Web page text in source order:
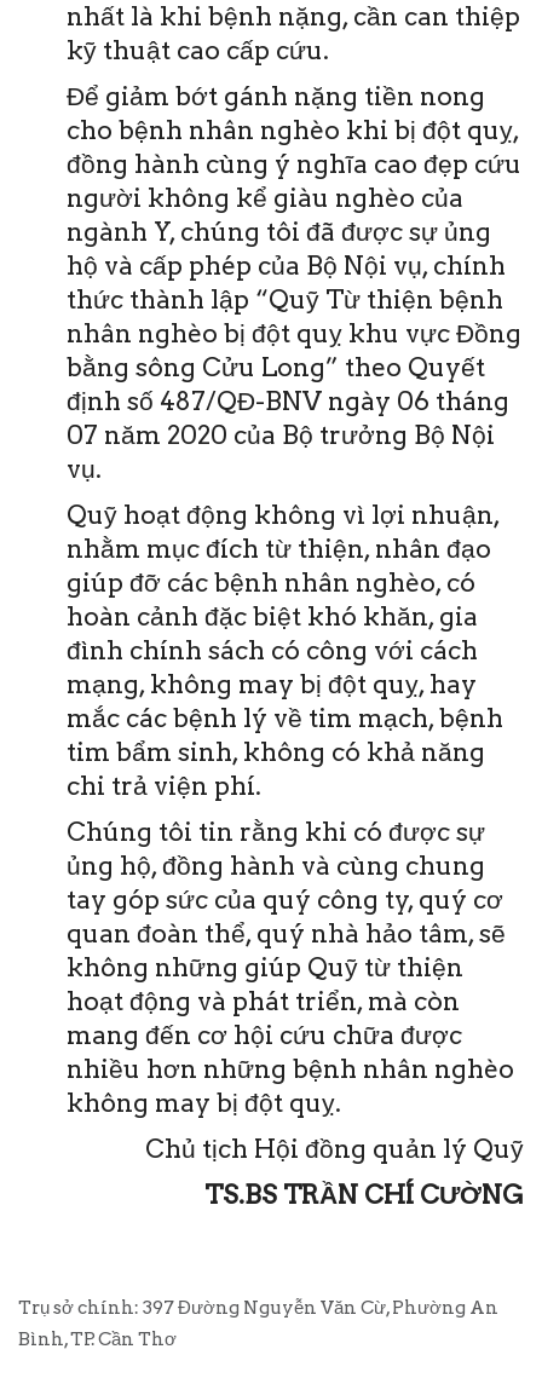
nhất là khi bệnh nặng, cần can thiệp
kỹ thuật cao cấp cứu.
Để giảm bớt gánh nặng tiền nong
cho bệnh nhân nghèo khi bị đột quỵ,
đồng hành cùng ý nghĩa cao đẹp cứu
người không kể giàu nghèo của
ngành Y, chúng tôi đã được sự ủng
hộ và cấp phép của Bộ Nội vụ, chính
thức thành lập “Quỹ Từ thiện bệnh
nhân nghèo bị đột quỵ khu vực Đồng
bằng sông Cửu Long” theo Quyết
định số 487/QĐ-BNV ngày 06 tháng
07 năm 2020 của Bộ trưởng Bộ Nội
vụ.
Quỹ hoạt động không vì lợi nhuận,
nhằm mục đích từ thiện, nhân đạo
giúp đỡ các bệnh nhân nghèo, có
hoàn cảnh đặc biệt khó khăn, gia
đình chính sách có công với cách
mạng, không may bị đột quỵ, hay
mắc các bệnh lý về tim mạch, bệnh
tim bẩm sinh, không có khả năng
chi trả viện phí.
Chúng tôi tin rằng khi có được sự
ủng hộ, đồng hành và cùng chung
tay góp sức của quý công ty, quý cơ
quan đoàn thể, quý nhà hảo tâm, sẽ
không những giúp Quỹ từ thiện
hoạt động và phát triển, mà còn
mang đến cơ hội cứu chữa được
nhiều hơn những bệnh nhân nghèo
không may bị đột quỵ.
Chủ tịch Hội đồng quản lý Quỹ
TS.BS TRẦN CHÍ CƯỜNG
Trụ sở chính: 397 Đường Nguyễn Văn Cừ, Phường An
Bình, TP. Cần Thơ